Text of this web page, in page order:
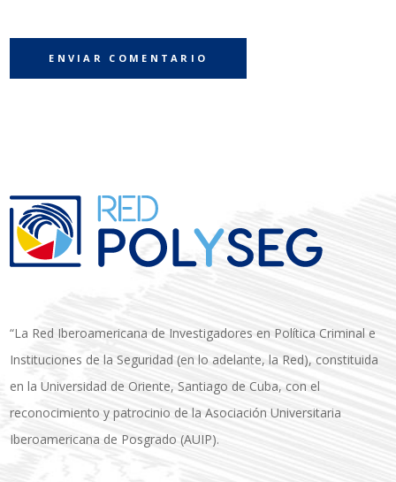
“La Red Iberoamericana de Investigadores en Política Criminal e
Instituciones de la Seguridad (en lo adelante, la Red), constituida
en la Universidad de Oriente, Santiago de Cuba, con el
reconocimiento y patrocinio de la Asociación Universitaria
Iberoamericana de Posgrado (AUIP).